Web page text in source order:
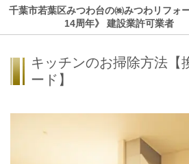
千葉市若葉区みつわ台の㈱みつわリフォ
14周年》 建設業許可業者
キッチンのお掃除方法【
ード】